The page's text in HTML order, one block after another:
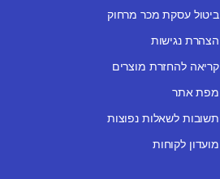
ביטול עסקת מכר מרחוק
הצהרת נגישות
קריאה להחזרת מוצרים
מפת אתר
תשובות לשאלות נפוצות
מועדון לקוחות